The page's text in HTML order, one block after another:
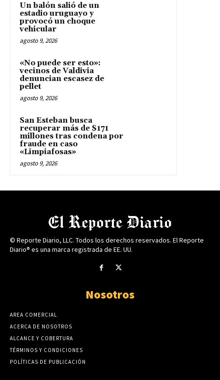
Un balón salió de un
estadio uruguayo y
provocó un choque
vehicular
agosto 9, 2026
«No puede ser esto»:
vecinos de Valdivia
denuncian escasez de
pellet
agosto 9, 2026
San Esteban busca
recuperar más de $171
millones tras condena por
fraude en caso
«Limpiafosas»
agosto 9, 2026
© Reporte Diario, LLC. Todos los derechos reservados. El Reporte
Diario® es una marca registrada de EE. UU.
Nosotros
AREA COMERCIAL
ACERCA DE NOSOTROS
ALCANCE Y COBERTURA
TÉRMINOS Y CONDICIONES
POLÍTICAS DE PUBLICACIÓN